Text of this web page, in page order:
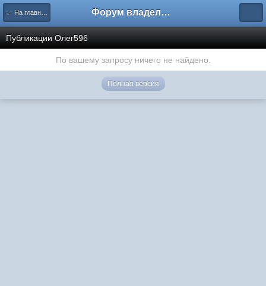
← На главную Форум владельцев интернет-магазинов
Публикации Олег596
По вашему запросу ничего не найдено.
Полная версия